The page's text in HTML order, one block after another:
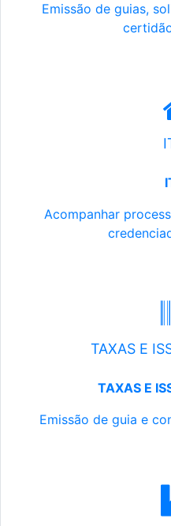
Emissão de guias,
Acompanhar
TAXAS E
TAXAS E
Emissão de guia e